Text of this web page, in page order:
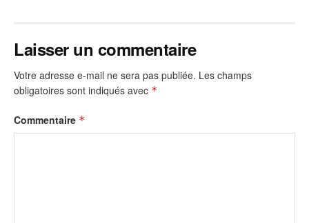
Laisser un commentaire
Votre adresse e-mail ne sera pas publiée. Les champs
obligatoires sont indiqués avec *
Commentaire *